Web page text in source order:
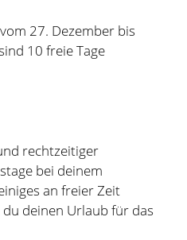
27. Dezember bis
10 freie Tage
rechtzeitiger
bei deinem
an freier Zeit
deinen Urlaub für das